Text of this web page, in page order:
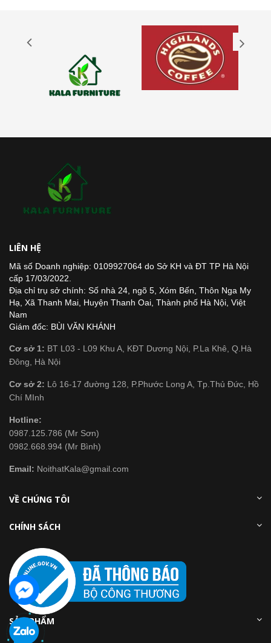
LIÊN HỆ
Mã số Doanh nghiệp: 0109927064 do Sở KH và ĐT TP Hà Nội
cấp 17/03/2022.
Địa chỉ trụ sở chính: Số nhà 24, ngõ 5, Xóm Bến, Thôn Nga My
Hạ, Xã Thanh Mai, Huyện Thanh Oai, Thành phố Hà Nội, Việt
Nam
Giám đốc: BÙI VĂN KHÁNH
Cơ sở 1: BT L03 - L09 Khu A, KĐT Dương Nội, P.La Khê, Q.Hà
Đông, Hà Nội
Cơ sở 2: Lô 16-17 đường 128, P.Phước Long A, Tp.Thủ Đức, Hồ
Chí MInh
Hotline:
0987.125.786 (Mr Sơn)
0982.668.994 (Mr Bình)
Email: NoithatKala@gmail.com
VỀ CHÚNG TÔI
CHÍNH SÁCH
SẢN PHẨM